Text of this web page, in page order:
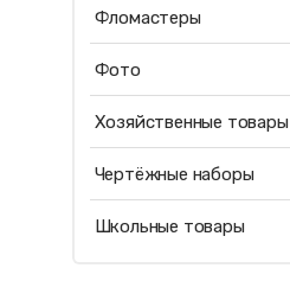
Фломастеры
Фото
Хозяйственные товары
Чертёжные наборы
Школьные товары